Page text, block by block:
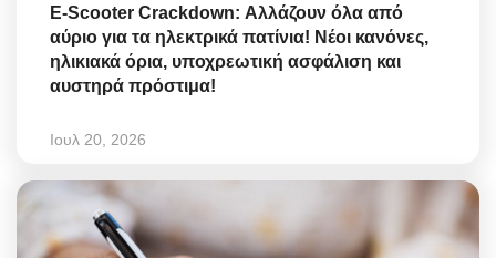
E-Scooter Crackdown: Αλλάζουν όλα από
αύριο για τα ηλεκτρικά πατίνια! Νέοι κανόνες,
ηλικιακά όρια, υποχρεωτική ασφάλιση και
αυστηρά πρόστιμα!
Ιουλ 20, 2026